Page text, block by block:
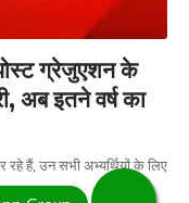
ग्रेजुएशन के
अब इतने वर्ष का
हैं, उन सभी अभ्यर्थियों के लिए